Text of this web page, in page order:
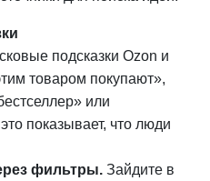
подсказки Ozon и
товаром покупают»,
или
показывает, что люди
фильтры. Зайдите в